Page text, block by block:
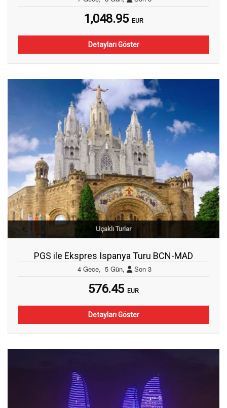
1,048.95 EUR
Detayları Göster
Uçaklı Turlar
PGS ile Ekspres Ispanya Turu BCN-MAD
4 Gece, 5 Gün, Son 3
576.45 EUR
Detayları Göster